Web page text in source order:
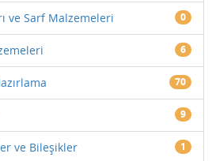
ve Sarf Malzemeleri 0
6
70
9
ve Bileşikler 1